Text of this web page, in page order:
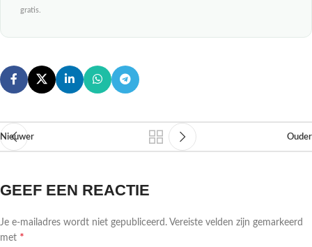
gratis.
Nieuwer Ouder
GEEF EEN REACTIE
Je e-mailadres wordt niet gepubliceerd. Vereiste velden zijn gemarkeerd
met *